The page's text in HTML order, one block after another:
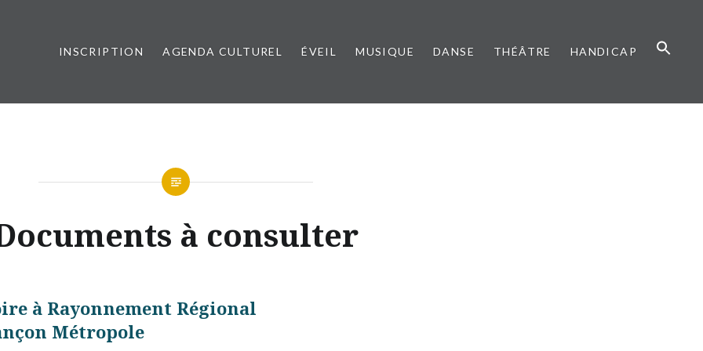
Métropole
INSCRIPTION AGENDA CULTUREL ÉVEIL MUSIQUE DANSE THÉÂTRE HANDICAP
à consulter
à Rayonnement Régional
Métropole